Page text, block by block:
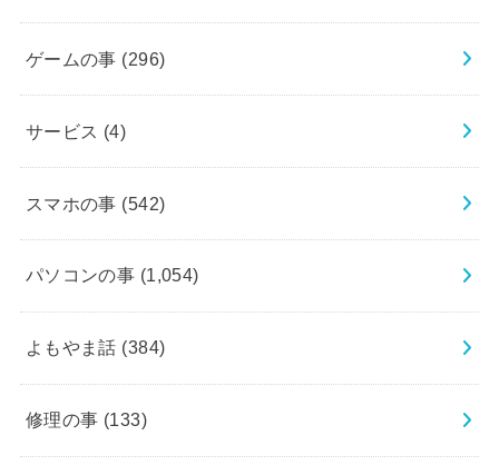
ゲームの事 (296)
サービス (4)
スマホの事 (542)
パソコンの事 (1,054)
よもやま話 (384)
修理の事 (133)